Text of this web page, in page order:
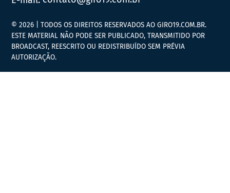
© 2026 | TODOS OS DIREITOS RESERVADOS AO GIRO19.COM.BR.
ESTE MATERIAL NÃO PODE SER PUBLICADO, TRANSMITIDO POR
BROADCAST, REESCRITO OU REDISTRIBUÍDO SEM PRÉVIA
AUTORIZAÇÃO.